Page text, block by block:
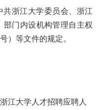
浙江大学委员会、浙江
部门内设机构管理自主权
号）等文件的规定。
浙江大学人才招聘应聘人